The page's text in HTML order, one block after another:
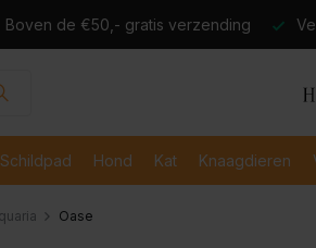
Boven de €50,- gratis verzending
Hond Kat Knaagdieren
Oase